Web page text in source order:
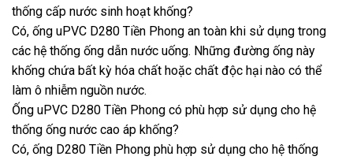
thống cấp nước sinh hoạt khống?
Có, ống uPVC D280 Tiền Phong an toàn khi sử dụng trong
các hệ thống ống dẫn nước uống. Những đường ống này
khống chứa bất kỳ hóa chất hoặc chất độc hại nào có thể
làm ô nhiễm nguồn nước.
Ống uPVC D280 Tiền Phong có phù hợp sử dụng cho hệ
thống ống nước cao áp khống?
Có, ống D280 Tiền Phong phù hợp sử dụng cho hệ thống